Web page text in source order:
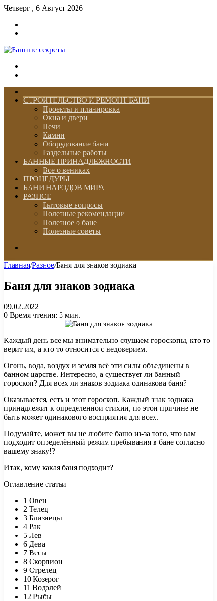
Четверг , 6 Август 2026
СТРОИТЕЛЬСТВО И РЕМОНТ БАНИ
Проекты и планировка
Окна и двери
Печи
Камни
Оборудование бани
Раздельные работы
БАННЫЕ ПРИНАДЛЕЖНОСТИ
Все о вениках
ПРОЦЕДУРЫ
БАНИ НАРОДОВ МИРА
РАЗНОЕ
Бытовые вопросы
Полезные рекомендации
Полезное о бане
Полезные советы
Главная/Разное/Баня для знаков зодиака
Баня для знаков зодиака
09.02.2022
0 Время чтения: 3 мин.
Каждый день все мы внимательно слушаем гороскопы, кто то
верит им, а кто то относится с недоверием.
Огонь, вода, воздух и земля всё эти силы объединены в
банном царстве. Интересно, а существует ли банный
гороскоп? Для всех ли знаков зодиака одинакова баня?
Оказывается, есть и этот гороскоп. Каждый знак зодиака
принадлежит к определённой стихии, по этой причине не
быть может одинакового восприятия для всех.
Подумайте, может вы не любите баню из-за того, что вам
подходит определённый режим пребывания в бане согласно
вашему знаку!?
Итак, кому какая баня подходит?
Оглавление статьи
1 Овен
2 Телец
3 Близнецы
4 Рак
5 Лев
6 Дева
7 Весы
8 Скорпион
9 Стрелец
10 Козерог
11 Водолей
12 Рыбы